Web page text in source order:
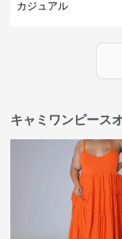
カジュアル
キャミワンピース